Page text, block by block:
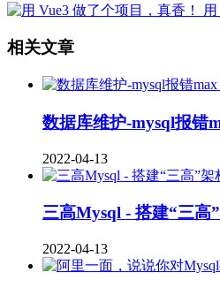
相关文章
数据库维护-mysql报错
2022-04-13
三高Mysql - 搭建“三高
2022-04-13